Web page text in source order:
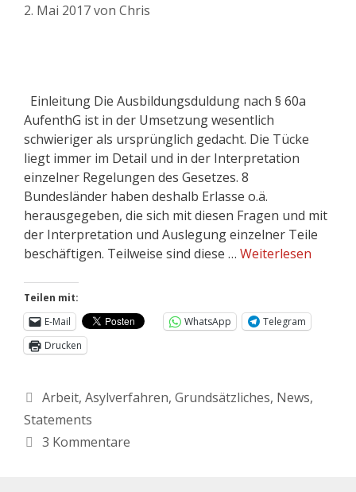
2. Mai 2017von Chris
Einleitung Die Ausbildungsduldung nach § 60a
AufenthG ist in der Umsetzung wesentlich
schwieriger als ursprünglich gedacht. Die Tücke
liegt immer im Detail und in der Interpretation
einzelner Regelungen des Gesetzes. 8
Bundesländer haben deshalb Erlasse o.ä.
herausgegeben, die sich mit diesen Fragen und mit
der Interpretation und Auslegung einzelner Teile
beschäftigen. Teilweise sind diese … Weiterlesen
Teilen mit:
E-Mail
WhatsApp
Telegram
Drucken
Arbeit, Asylverfahren, Grundsätzliches, News,
Statements
3 Kommentare